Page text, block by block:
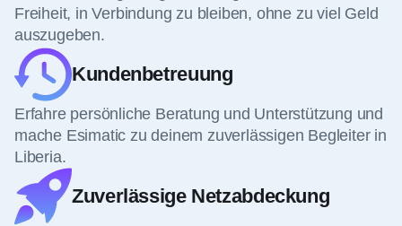
Freiheit, in Verbindung zu bleiben, ohne zu viel Geld
auszugeben.
Kundenbetreuung
Erfahre persönliche Beratung und Unterstützung und
mache Esimatic zu deinem zuverlässigen Begleiter in
Liberia.
Zuverlässige Netzabdeckung